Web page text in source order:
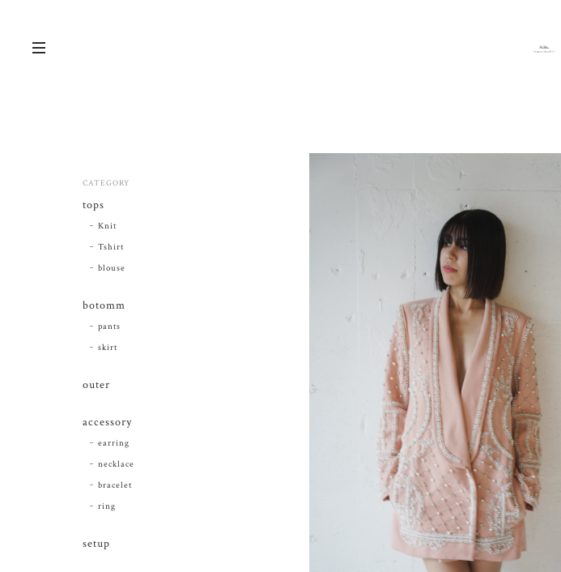
CATEGORY
tops
Knit
Tshirt
blouse
botomm
pants
skirt
outer
accessory
earring
necklace
bracelet
ring
setup